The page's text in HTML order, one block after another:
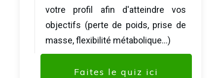
votre profil afin d'atteindre vos
objectifs (perte de poids, prise de
masse, flexibilité métabolique...)
Faites le quiz ici